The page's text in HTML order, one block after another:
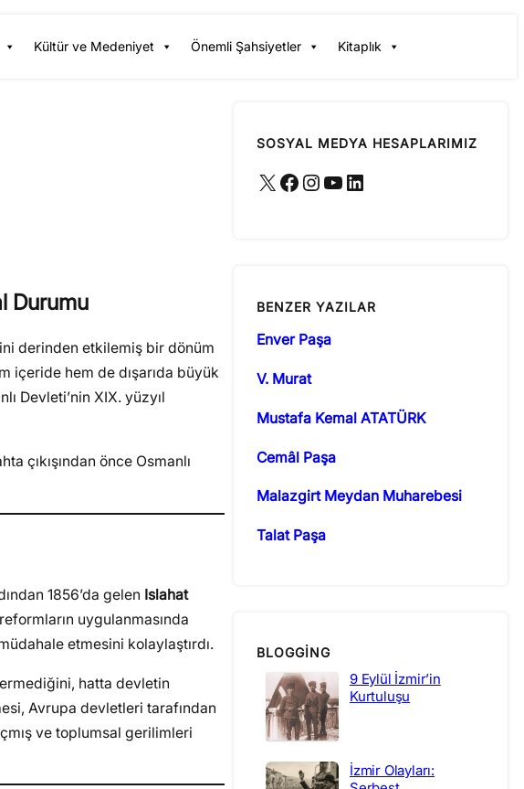
Kültür ve Medeniyet Önemli Şahsiyetler Kitaplık
Durumu
derinden etkilemiş bir dönüm
içeride hem de dışarıda büyük
Devleti’nin XIX. yüzyıl
çıkışından önce Osmanlı
1856’da gelen Islahat
uygulanmasında
etmesini kolaylaştırdı.
hatta devletin
Avrupa devletleri tarafından
ve toplumsal gerilimleri
SOSYAL MEDYA HESAPLARIMIZ
X Facebook Instagram YouTube LinkedIn
BENZER YAZILAR
Enver Paşa
V. Murat
Mustafa Kemal ATATÜRK
Cemâl Paşa
Malazgirt Meydan Muharebesi
Talat Paşa
BLOGGING
9 Eylül İzmir’in
Kurtuluşu
İzmir Olayları: